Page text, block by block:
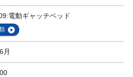
電動ギャッチベッド
月